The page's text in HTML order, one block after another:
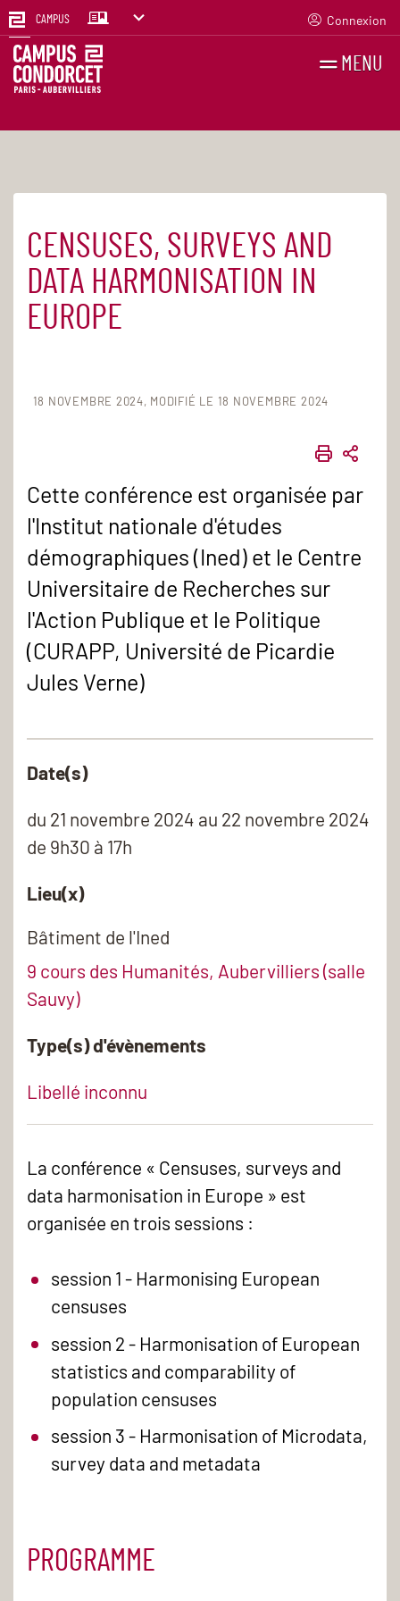
CAMPUS Connexion
MENU
Accueil Agenda
CENSUSES, SURVEYS AND
DATA HARMONISATION IN
EUROPE
18 NOVEMBRE 2024 MODIFIÉ LE 18 NOVEMBRE 2024
Cette conférence est organisée par
l'Institut nationale d'études
démographiques (Ined) et le Centre
Universitaire de Recherches sur
l'Action Publique et le Politique
(CURAPP, Université de Picardie
Jules Verne)
Date(s)
du 21 novembre 2024 au 22 novembre 2024
de 9h30 à 17h
Lieu(x)
Bâtiment de l'Ined
9 cours des Humanités, Aubervilliers (salle
Sauvy)
Type(s) d'évènements
Libellé inconnu
La conférence « Censuses, surveys and
data harmonisation in Europe » est
organisée en trois sessions :
session 1 - Harmonising European
censuses
session 2 - Harmonisation of European
statistics and comparability of
population censuses
session 3 - Harmonisation of Microdata,
survey data and metadata
PROGRAMME